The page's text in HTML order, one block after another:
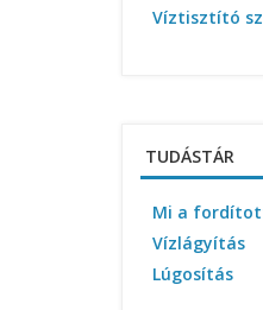
Víztisztító
TUDÁSTÁR
Mi a
Vízlágyítás
Lúgosítás